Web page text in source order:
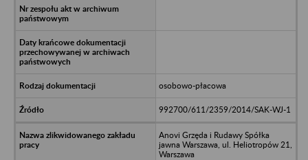
osobowo-płacowa
992700/611/2359/2014/SAK-WJ-1
Anovi Grzęda i Rudawy Spółka
jawna Warszawa, ul. Heliotropów 21,
Warszawa